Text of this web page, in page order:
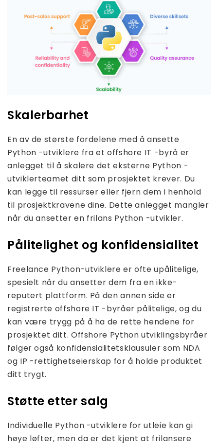
Skalerbarhet
En av de største fordelene med å ansette
Python -utviklere fra et offshore IT -byrå er
anlegget til å skalere det eksterne Python -
utviklerteamet ditt som prosjektet krever. Du
kan legge til ressurser eller fjern dem i henhold
til prosjektkravene dine. Dette anlegget mangler
når du ansetter en frilans Python -utvikler.
Pålitelighet og konfidensialitet
Freelance Python-utviklere er ofte upålitelige,
spesielt når du ansetter dem fra en ikke-
reputert plattform. På den annen side er
registrerte offshore IT -byråer pålitelige, og du
kan være trygg på å ha de rette hendene for
prosjektet ditt. Offshore Python utviklingsbyråer
følger også konfidensialitetsklausuler som NDA
og IP -rettighetseierskap for å holde produktet
ditt trygt.
Støtte etter salg
Individuelle Python -utviklere for utleie kan gi
høye løfter, men da er det kjent at frilansere